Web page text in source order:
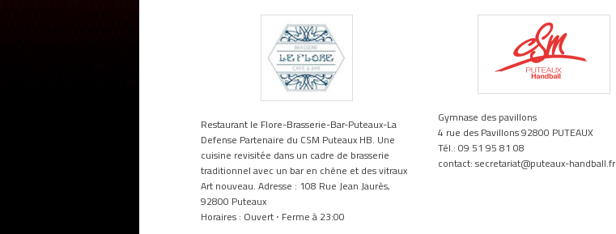
Restaurant le Flore-Brasserie-Bar-Puteaux-La
Defense Partenaire du CSM Puteaux HB. Une
cuisine revisitée dans un cadre de brasserie
traditionnel avec un bar en chêne et des vitraux
Art nouveau. Adresse : 108 Rue Jean Jaurès,
92800 Puteaux
Horaires : Ouvert ⋅ Ferme à 23:00
Gymnase des pavillons
4 rue des Pavillons 92800 PUTEAUX
Tél.: 09 51 95 81 08
contact: secretariat@puteaux-handball.fr